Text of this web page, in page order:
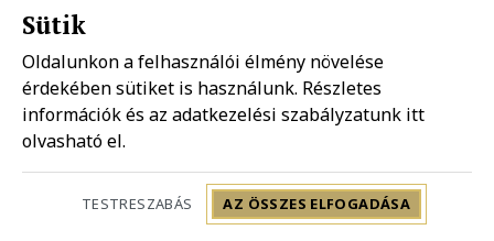
GLS házhozszállítás
1.890 Ft 990 Ft
Mpl házhozszállítás
Szállítás: 2-5 munkanap
Sütik
Oldalunkon a felhasználói élmény növelése
érdekében sütiket is használunk. Részletes
információk és az adatkezelési szabályzatunk itt
olvasható el.
TESTRESZABÁS AZ ÖSSZES ELFOGADÁSA